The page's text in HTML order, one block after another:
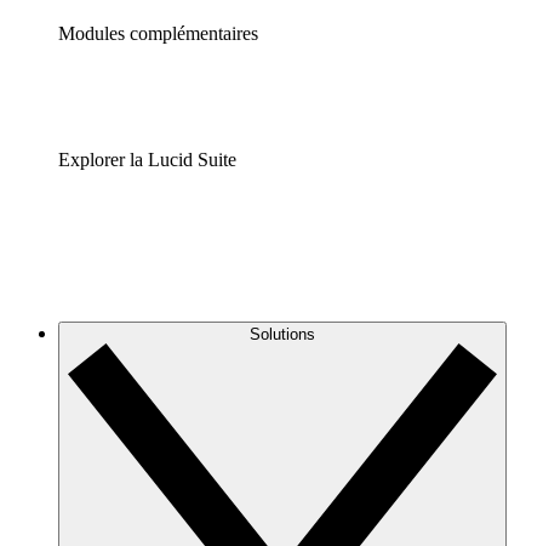
Modules complémentaires
Explorer la Lucid Suite
Solutions